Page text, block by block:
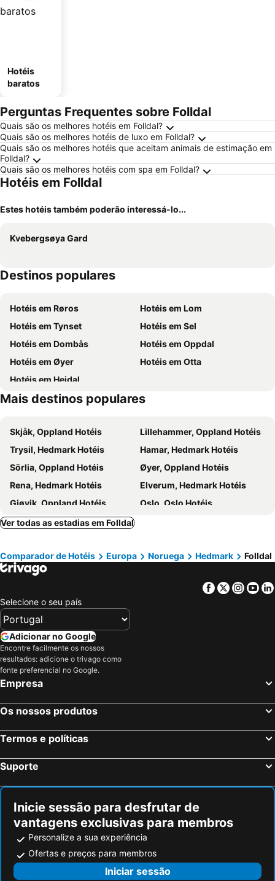
Hotéis
baratos
Perguntas Frequentes sobre Folldal
Quais são os melhores hotéis em Folldal?
Quais são os melhores hotéis de luxo em Folldal?
Quais são os melhores hotéis que aceitam animais de estimação em
Folldal?
Quais são os melhores hotéis com spa em Folldal?
Hotéis em Folldal
Estes hotéis também poderão interessá-lo...
Kvebergsøya Gard
Destinos populares
Hotéis em Røros
Hotéis em Lom
Hotéis em Tynset
Hotéis em Sel
Hotéis em Dombås
Hotéis em Oppdal
Hotéis em Øyer
Hotéis em Otta
Hotéis em Heidal
Mais destinos populares
Skjåk, Oppland Hotéis
Lillehammer, Oppland Hotéis
Trysil, Hedmark Hotéis
Hamar, Hedmark Hotéis
Sörlia, Oppland Hotéis
Øyer, Oppland Hotéis
Rena, Hedmark Hotéis
Elverum, Hedmark Hotéis
Gjøvik, Oppland Hotéis
Oslo, Oslo Hotéis
Tromsø, Troms Hotéis
Bodø, Nordland Hotéis
Ullensaker, Akershus Hotéis
Flam, Sogn og Fjordane Hotéis
Ver todas as estadias em Folldal
Comparador de Hotéis Europa Noruega Hedmark Folldal
Facebook
Twitter
Selecione o seu país
Adicionar no Google
Encontre facilmente os nossos
resultados: adicione o trivago como
fonte preferencial no Google.
Empresa
Os nossos produtos
Termos e políticas
Suporte
Inicie sessão para desfrutar de
vantagens exclusivas para membros
Personalize a sua experiência
Ofertas e preços para membros
Iniciar sessão